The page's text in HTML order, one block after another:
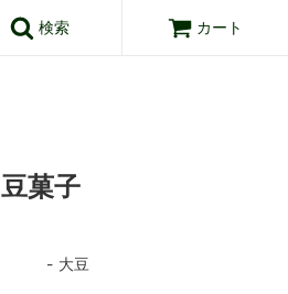
検索 カート
豆菓子
大豆